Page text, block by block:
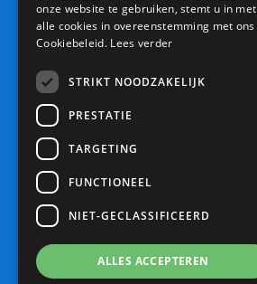
onze website te gebruiken, stemt u in met
alle cookies in overeenstemming met ons
Cookiebeleid. Lees verder
STRIKT NOODZAKELIJK
PRESTATIE
TARGETING
FUNCTIONEEL
NIET-GECLASSIFICEERD
ALLES ACCEPTEREN